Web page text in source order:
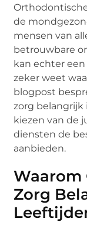
de
mensen van
betrouwbare
kan echter
zeker weet
blogpost
zorg belangrijk
kiezen van de
diensten de
aanbieden.
Zorg